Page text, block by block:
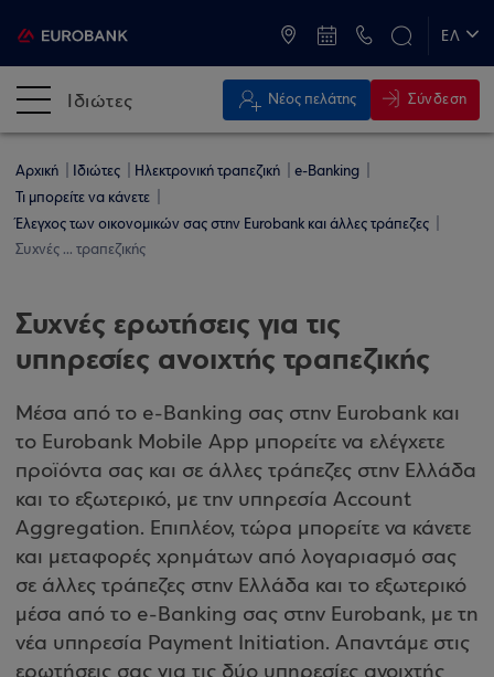
ΕΛ
Ιδιώτες Νέος πελάτης Σύνδεση
Αρχική Ιδιώτες Ηλεκτρονική τραπεζική
e-Banking
Τι μπορείτε να κάνετε
Έλεγχος των οικονομικών σας στην Eurobank και άλλες τράπεζες
Συχνές ... τραπεζικής
Συχνές ερωτήσεις για τις
υπηρεσίες ανοιχτής τραπεζικής
Μέσα από το e-Banking σας στην Eurobank και
το Eurobank Mobile App μπορείτε να ελέγχετε
προϊόντα σας και σε άλλες τράπεζες στην Ελλάδα
και το εξωτερικό, με την υπηρεσία Account
Aggregation. Επιπλέον, τώρα μπορείτε να κάνετε
και μεταφορές χρημάτων από λογαριασμό σας
σε άλλες τράπεζες στην Ελλάδα και το εξωτερικό
μέσα από το e-Banking σας στην Eurobank, με τη
νέα υπηρεσία Payment Initiation. Απαντάμε στις
ερωτήσεις σας για τις δύο υπηρεσίες ανοιχτής